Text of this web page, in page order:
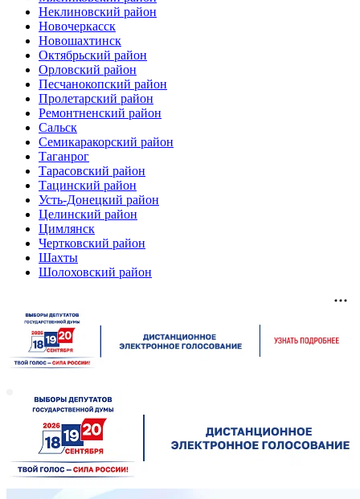
Неклиновский район
Новочеркасск
Новошахтинск
Октябрьский район
Орловский район
Песчанокопский район
Пролетарский район
Ремонтненский район
Сальск
Семикаракорский район
Таганрог
Тарасовский район
Тацинский район
Усть-Донецкий район
Целинский район
Цимлянск
Чертковский район
Шахты
Шолоховский район